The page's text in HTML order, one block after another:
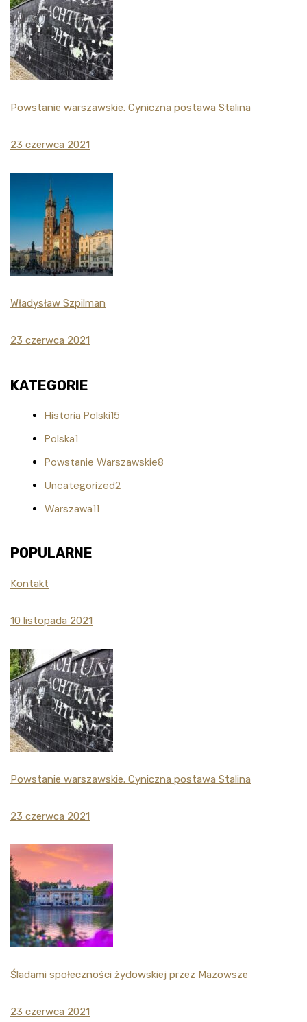
Powstanie warszawskie. Cyniczna postawa Stalina
23 czerwca 2021
Władysław Szpilman
23 czerwca 2021
KATEGORIE
Historia Polski15
Polska1
Powstanie Warszawskie8
Uncategorized2
Warszawa11
POPULARNE
Kontakt
10 listopada 2021
Powstanie warszawskie. Cyniczna postawa Stalina
23 czerwca 2021
Śladami społeczności żydowskiej przez Mazowsze
23 czerwca 2021